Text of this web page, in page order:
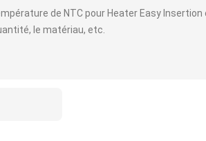
de NTC pour Heater Easy
le matériau, etc.